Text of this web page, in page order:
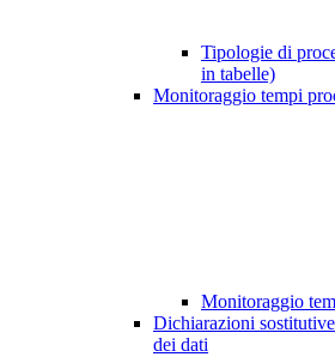
Tipologie di
in tabelle)
Monitoraggio tempi
Monitoraggio
Dichiarazioni
dei dati